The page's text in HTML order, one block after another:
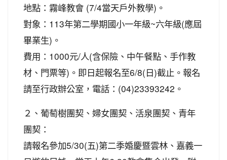
地點：霧峰教會 (7/4當天戶外教學)。
對象：113年第二學期國小一年級~六年級(應屆
畢業生)。
費用：1000元/人(含保險、中午餐點、手作教
材、門票等)。即日起報名至6/8(日)截止。報名
請至行政辦公室，電話：(04)23393242。
２、葡萄樹團契、婦女團契、活泉團契、青年
團契：
請報名參加5/30(五)第二季婚慶暨雲林、嘉義一